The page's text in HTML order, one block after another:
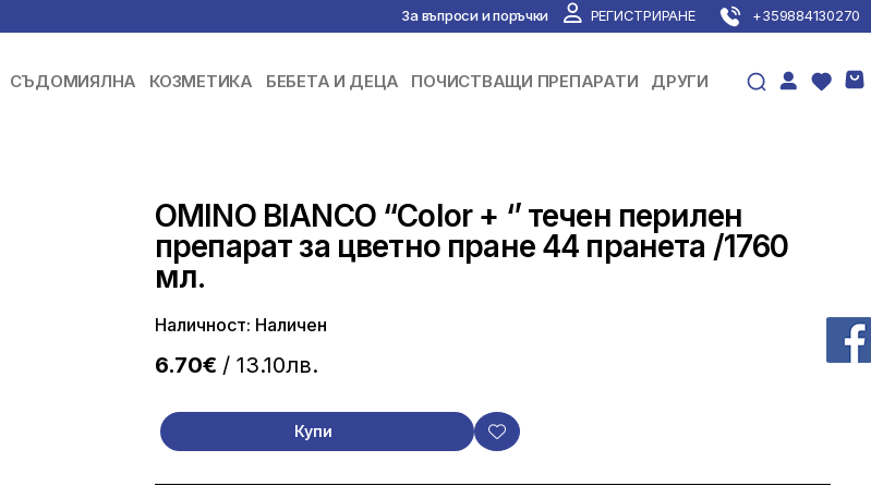
За въпроси и поръчки РЕГИСТРИРАНЕ +359884130270
ПОЧИСТВАЩИ ПРЕПАРАТИ
СЪДОМИЯЛНА КОЗМЕТИКА БЕБЕТА И ДЕЦА ДРУГИ
OMINO BIANCO “Color + ‘’ течен перилен
препарат за цветно пране 44 пранета /1760
мл.
Наличност: Наличен
6.70€ / 13.10лв.
Купи